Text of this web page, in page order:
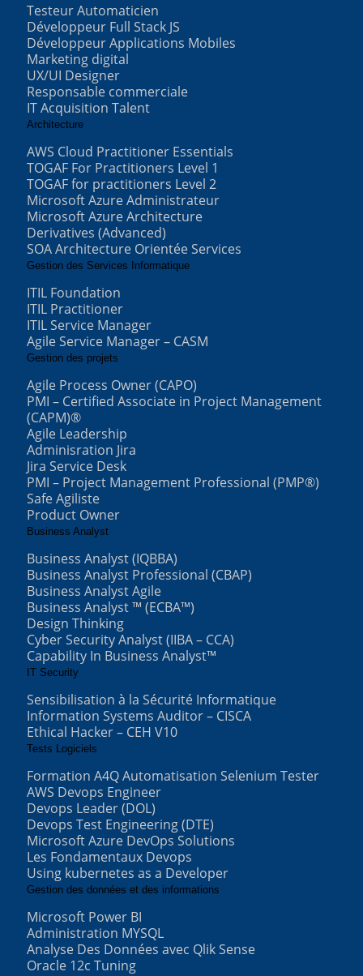
Testeur Automaticien
Développeur Full Stack JS
Développeur Applications Mobiles
Marketing digital
UX/UI Designer
Responsable commerciale
IT Acquisition Talent
Architecture
AWS Cloud Practitioner Essentials
TOGAF For Practitioners Level 1
TOGAF for practitioners Level 2
Microsoft Azure Administrateur
Microsoft Azure Architecture
Derivatives (Advanced)
SOA Architecture Orientée Services
Gestion des Services Informatique
ITIL Foundation
ITIL Practitioner
ITIL Service Manager
Agile Service Manager – CASM
Gestion des projets
Agile Process Owner (CAPO)
PMI – Certified Associate in Project Management
(CAPM)®
Agile Leadership
Adminisration Jira
Jira Service Desk
PMI – Project Management Professional (PMP®)
Safe Agiliste
Product Owner
Business Analyst
Business Analyst (IQBBA)
Business Analyst Professional (CBAP)
Business Analyst Agile
Business Analyst ™ (ECBA™)
Design Thinking
Cyber Security Analyst (IIBA – CCA)
Capability In Business Analyst™
IT Security
Sensibilisation à la Sécurité Informatique
Information Systems Auditor – CISCA
Ethical Hacker – CEH V10
Tests Logiciels
Formation A4Q Automatisation Selenium Tester
AWS Devops Engineer
Devops Leader (DOL)
Devops Test Engineering (DTE)
Microsoft Azure DevOps Solutions
Les Fondamentaux Devops
Using kubernetes as a Developer
Gestion des données et des informations
Microsoft Power BI
Administration MYSQL
Analyse Des Données avec Qlik Sense
Oracle 12c Tuning